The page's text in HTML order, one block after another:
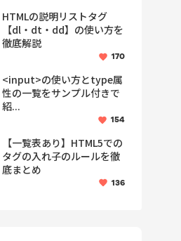
HTMLの説明リストタグ
【dl・dt・dd】の使い方を
徹底解説
170
<input>の使い方とtype属
性の一覧をサンプル付きで
紹...
154
【一覧表あり】HTML5での
タグの入れ子のルールを徹
底まとめ
136